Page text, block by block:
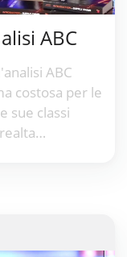
ABC
ABC
costosa per le
sue classi